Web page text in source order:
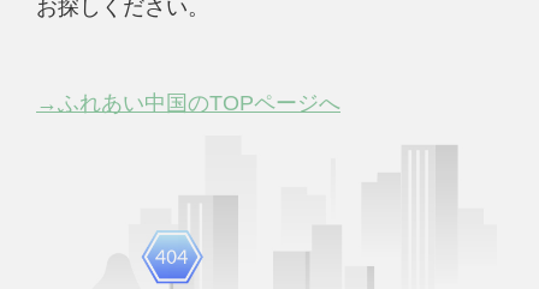
お探しください。
→ふれあい中国のTOPページへ